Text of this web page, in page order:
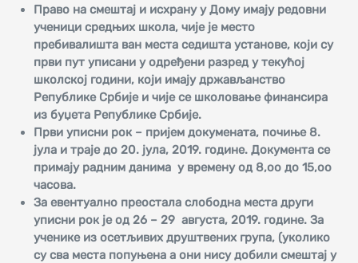
Право на смештај и исхрану у Дому имају редовни
ученици средњих школа, чије је место
пребивалишта ван места седишта установе, који су
први пут уписани у одређени разред у текућој
школској години, који имају држављанство
Републике Србије и чије се школовање финансира
из буџета Републике Србије.
Први уписни рок – пријем докумената, почиње 8.
јула и траје до 20. јула,2019. године. Документа се
примају радним данима у времену од 8,оо до 15,оо
часова.
За евентуално преостала слободна места други
уписни рок јеод 26 – 29 августа, 2019. године. За
ученике из осетљивих друштвених група, (уколико
су сва места попуњена а они нису добили смештај у